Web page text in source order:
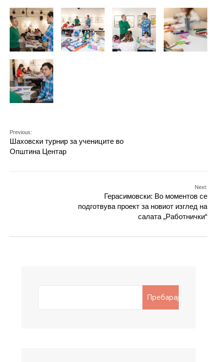
Previous:
Шаховски турнир за учениците во
Општина Центар
Next:
Герасимовски: Во моментов се
подготвува проект за новиот изглед на
салата „Работнички“
Пребарај